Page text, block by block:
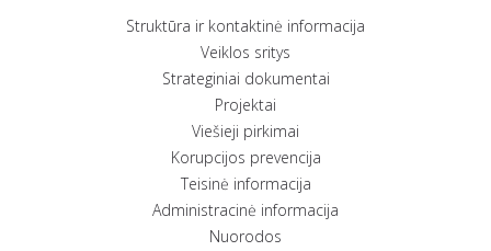
Struktūra ir kontaktinė informacija
Veiklos sritys
Strateginiai dokumentai
Projektai
Viešieji pirkimai
Korupcijos prevencija
Teisinė informacija
Administracinė informacija
Nuorodos